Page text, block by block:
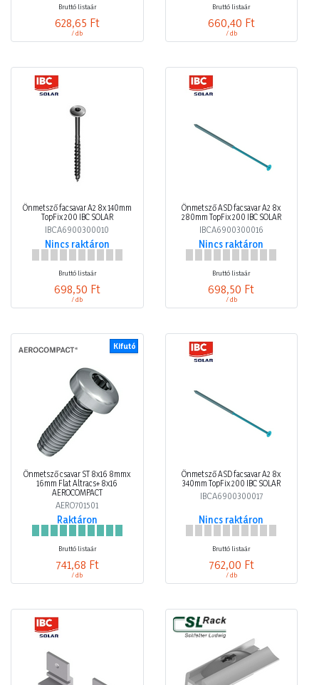
Bruttó listaár
628,65 Ft
/ db
Bruttó listaár
660,40 Ft
/ db
Önmetsző facsavar A2 8x 140mm
TopFix 200 IBC SOLAR
IBCA6900300010
Nincs raktáron
Bruttó listaár
698,50 Ft
/ db
Önmetsző ASD facsavar A2 8x
280mm TopFix 200 IBC SOLAR
IBCA6900300016
Nincs raktáron
Bruttó listaár
698,50 Ft
/ db
Kifutó
Önmetsző csavar ST 8x16 8mmx
16mm Flat Altracs+ 8x16
AEROCOMPACT
AERO701501
Raktáron
Bruttó listaár
741,68 Ft
/ db
Önmetsző ASD facsavar A2 8x
340mm TopFix 200 IBC SOLAR
IBCA6900300017
Nincs raktáron
Bruttó listaár
762,00 Ft
/ db